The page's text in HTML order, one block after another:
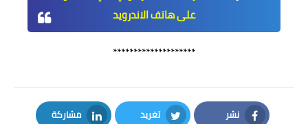
على هاتف الاندرويد
********************
نشر تغريد مشاركة